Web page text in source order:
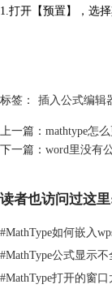
1.打开【预置】，选
图二：
标签： 插入公式编辑
上一篇： mathtype怎
下一篇： word里没有
读者也访问过这
#MathType如何嵌入
#MathType公式显示
#MathType打开的窗